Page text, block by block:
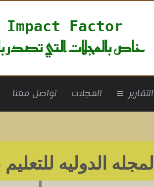
Impact Factor
خاص بالمجلات التي تصدر
تواصل معنا المجلات التقارير
المجله الدوليه